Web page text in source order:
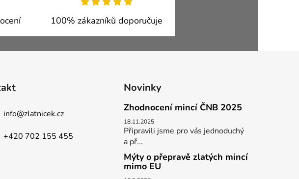
100% zákazníků doporučuje
info@zlatnicek.cz
+420 702 155 455
Novinky
Zhodnocení mincí ČNB 2025
18.11.2025
Připravili jsme pro vás jednoduchý
a př...
Mýty o přepravě zlatých mincí
mimo EU